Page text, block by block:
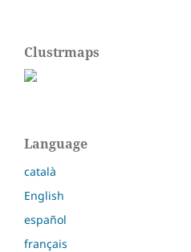
Clustrmaps
Language
català
English
español
français